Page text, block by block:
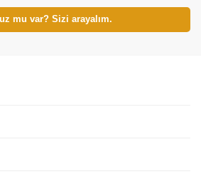
mu var? Sizi arayalım.